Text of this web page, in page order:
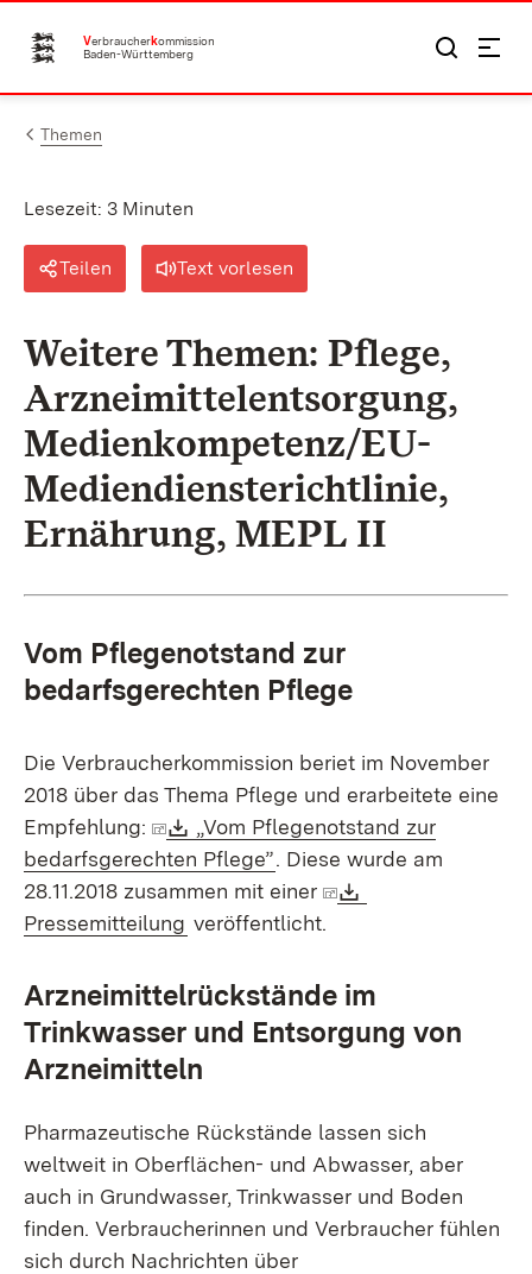
Zum Inhalt springen
Verbraucherkommission
Baden-Württemberg
Themen
Lesezeit: 3 Minuten
Teilen Text vorlesen
Weitere Themen: Pflege,
Arzneimittelentsorgung,
Medienkompetenz/EU-
Mediendiensterichtlinie,
Ernährung, MEPL II
Vom Pflegenotstand zur
bedarfsgerechten Pflege
Die Verbraucherkommission beriet im November
2018 über das Thema Pflege und erarbeitete eine
Empfehlung:
Download:
„Vom Pflegenotstand zur
bedarfsgerechten Pflege” (Öffnet in neuem Fenster)
. Diese wurde am
28.11.2018 zusammen mit einer
Pressemitteilung (Öffnet in neuem Fenster)
veröffentlicht.
Arzneimittelrückstände im
Trinkwasser und Entsorgung von
Arzneimitteln
Pharmazeutische Rückstände lassen sich
weltweit in Oberflächen- und Abwasser, aber
auch in Grundwasser, Trinkwasser und Boden
finden. Verbraucherinnen und Verbraucher fühlen
sich durch Nachrichten über